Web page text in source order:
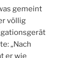
gemeint
völlig
„Nach
er wie